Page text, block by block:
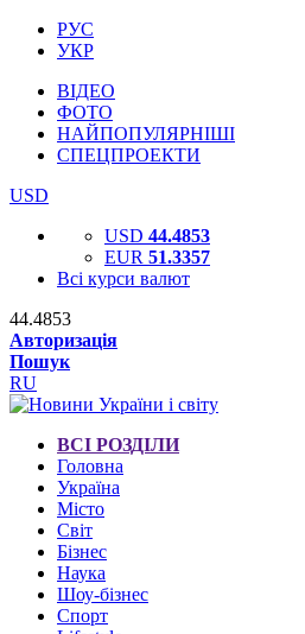
РУС
УКР
ВІДЕО
ФОТО
НАЙПОПУЛЯРНІШІ
СПЕЦПРОЕКТИ
USD
USD 44.4853
EUR 51.3357
Всі курси валют
44.4853
Авторизація
Пошук
RU
ВСІ РОЗДІЛИ
Головна
Україна
Місто
Світ
Бізнес
Наука
Шоу-бізнес
Спорт